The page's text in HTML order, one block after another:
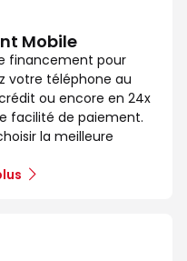
Mobile
financement pour
votre téléphone au
ou encore en 24x
facilité de paiement.
la meilleure